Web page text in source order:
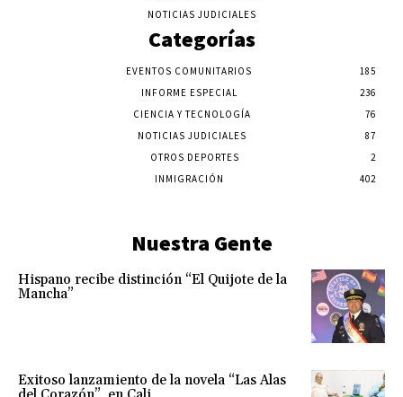
NOTICIAS JUDICIALES
Categorías
EVENTOS COMUNITARIOS
185
INFORME ESPECIAL
236
CIENCIA Y TECNOLOGÍA
76
NOTICIAS JUDICIALES
87
OTROS DEPORTES
2
INMIGRACIÓN
402
Nuestra Gente
Hispano recibe distinción “El Quijote de la
Mancha”
Exitoso lanzamiento de la novela “Las Alas